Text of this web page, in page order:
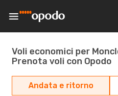
Voli economici per
Prenota voli con Opodo
Andata e ritorno